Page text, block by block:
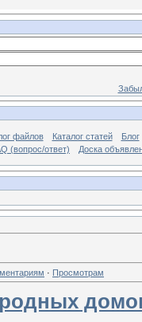
файлов Каталог статей
Блог
(вопрос/ответ)
Доска
· Просмотрам